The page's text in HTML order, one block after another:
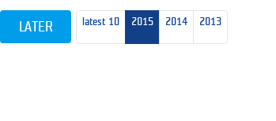
latest 10 2015 2014 2013
LATER